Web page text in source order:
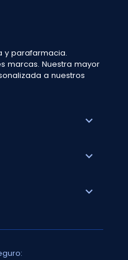
y parafarmacia.
marcas. Nuestra mayor
a nuestros
expand_more
expand_more
expand_more